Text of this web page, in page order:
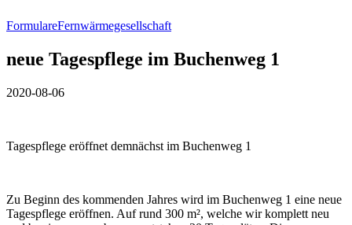
FormulareFernwärmegesellschaft
neue Tagespflege im Buchenweg 1
2020-08-06
Tagespflege eröffnet demnächst im Buchenweg 1
Zu Beginn des kommenden Jahres wird im Buchenweg 1 eine neue
Tagespflege eröffnen. Auf rund 300 m², welche wir komplett neu